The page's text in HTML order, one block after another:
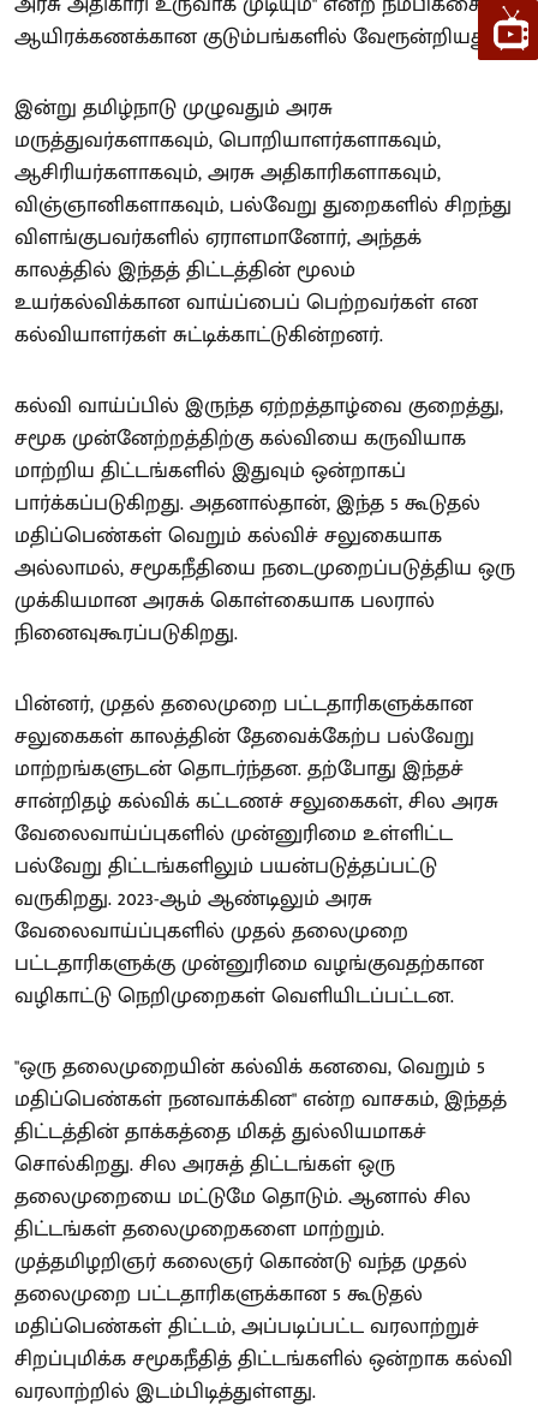
ஆயிரக்கணக்கான குடும்பங்களில் வேரூன்றியது.
இன்று தமிழ்நாடு முழுவதும் அரசு
மருத்துவர்களாகவும், பொறியாளர்களாகவும்,
ஆசிரியர்களாகவும், அரசு அதிகாரிகளாகவும்,
விஞ்ஞானிகளாகவும், பல்வேறு துறைகளில் சிறந்து
விளங்குபவர்களில் ஏராளமானோர், அந்தக்
காலத்தில் இந்தத் திட்டத்தின் மூலம்
உயர்கல்விக்கான வாய்ப்பைப் பெற்றவர்கள் என
கல்வியாளர்கள் சுட்டிக்காட்டுகின்றனர்.
கல்வி வாய்ப்பில் இருந்த ஏற்றத்தாழ்வை குறைத்து,
சமூக முன்னேற்றத்திற்கு கல்வியை கருவியாக
மாற்றிய திட்டங்களில் இதுவும் ஒன்றாகப்
பார்க்கப்படுகிறது. அதனால்தான், இந்த 5 கூடுதல்
மதிப்பெண்கள் வெறும் கல்விச் சலுகையாக
அல்லாமல், சமூகநீதியை நடைமுறைப்படுத்திய ஒரு
முக்கியமான அரசுக் கொள்கையாக பலரால்
நினைவுகூரப்படுகிறது.
பின்னர், முதல் தலைமுறை பட்டதாரிகளுக்கான
சலுகைகள் காலத்தின் தேவைக்கேற்ப பல்வேறு
மாற்றங்களுடன் தொடர்ந்தன. தற்போது இந்தச்
சான்றிதழ் கல்விக் கட்டணச் சலுகைகள், சில அரசு
வேலைவாய்ப்புகளில் முன்னுரிமை உள்ளிட்ட
பல்வேறு திட்டங்களிலும் பயன்படுத்தப்பட்டு
வருகிறது. 2023-ஆம் ஆண்டிலும் அரசு
வேலைவாய்ப்புகளில் முதல் தலைமுறை
பட்டதாரிகளுக்கு முன்னுரிமை வழங்குவதற்கான
வழிகாட்டு நெறிமுறைகள் வெளியிடப்பட்டன.
"ஒரு தலைமுறையின் கல்விக் கனவை, வெறும் 5
மதிப்பெண்கள் நனவாக்கின" என்ற வாசகம், இந்தத்
திட்டத்தின் தாக்கத்தை மிகத் துல்லியமாகச்
சொல்கிறது. சில அரசுத் திட்டங்கள் ஒரு
தலைமுறையை மட்டுமே தொடும். ஆனால் சில
திட்டங்கள் தலைமுறைகளை மாற்றும்.
முத்தமிழறிஞர் கலைஞர் கொண்டு வந்த முதல்
தலைமுறை பட்டதாரிகளுக்கான 5 கூடுதல்
மதிப்பெண்கள் திட்டம், அப்படிப்பட்ட வரலாற்றுச்
சிறப்புமிக்க சமூகநீதித் திட்டங்களில் ஒன்றாக கல்வி
வரலாற்றில் இடம்பிடித்துள்ளது.